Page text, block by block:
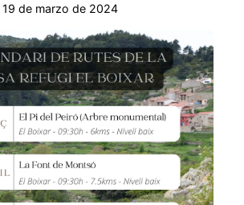
Publicado
19 de marzo de 2024